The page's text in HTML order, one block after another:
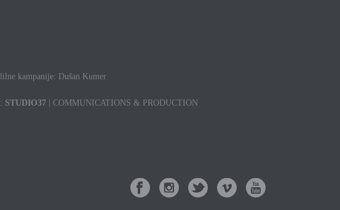
kampanije: Dušan Kumer
STUDIO37 | COMMUNICATIONS & PRODUCTION